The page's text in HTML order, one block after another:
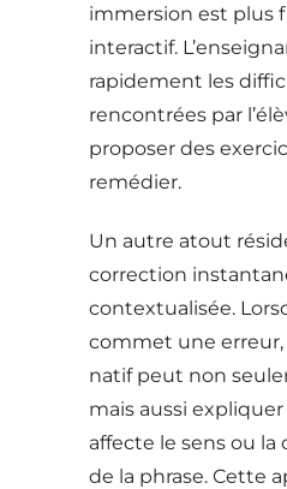
immersion est plus
interactif.
rapidement les
rencontrées par
proposer des
remédier.
Un autre atout
correction
contextualisée.
commet une
natif peut non
mais aussi
affecte le sens ou
de la phrase. Cette